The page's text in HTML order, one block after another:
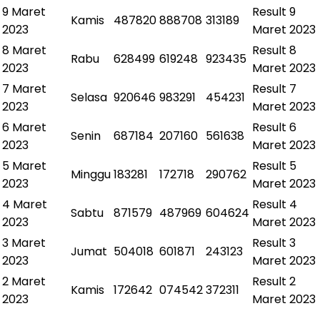
9 Maret
2023
Kamis 487820888708 313189
Result 9
Maret 2023
8 Maret
2023
Rabu 628499 619248 923435
Result 8
Maret 2023
7 Maret
2023
Selasa 920646 983291 454231
Result 7
Maret 2023
6 Maret
2023
Senin 687184 207160 561638
Result 6
Maret 2023
5 Maret
2023
Minggu183281 172718 290762
Result 5
Maret 2023
4 Maret
2023
Sabtu 871579 487969 604624
Result 4
Maret 2023
3 Maret
2023
Jumat 504018 601871 243123
Result 3
Maret 2023
2 Maret
2023
Kamis 172642 074542372311
Result 2
Maret 2023